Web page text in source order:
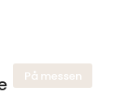
På messen